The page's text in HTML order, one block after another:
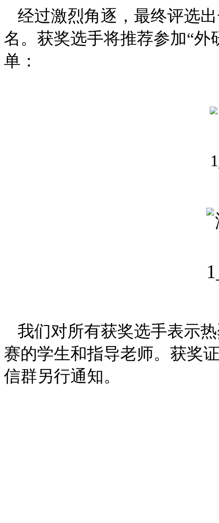
经过激烈角逐，最终评选
名。获奖选手将推荐参加“外
单：
我们对所有获奖选手表示
赛的学生和指导老师。获奖
信群另行通知。